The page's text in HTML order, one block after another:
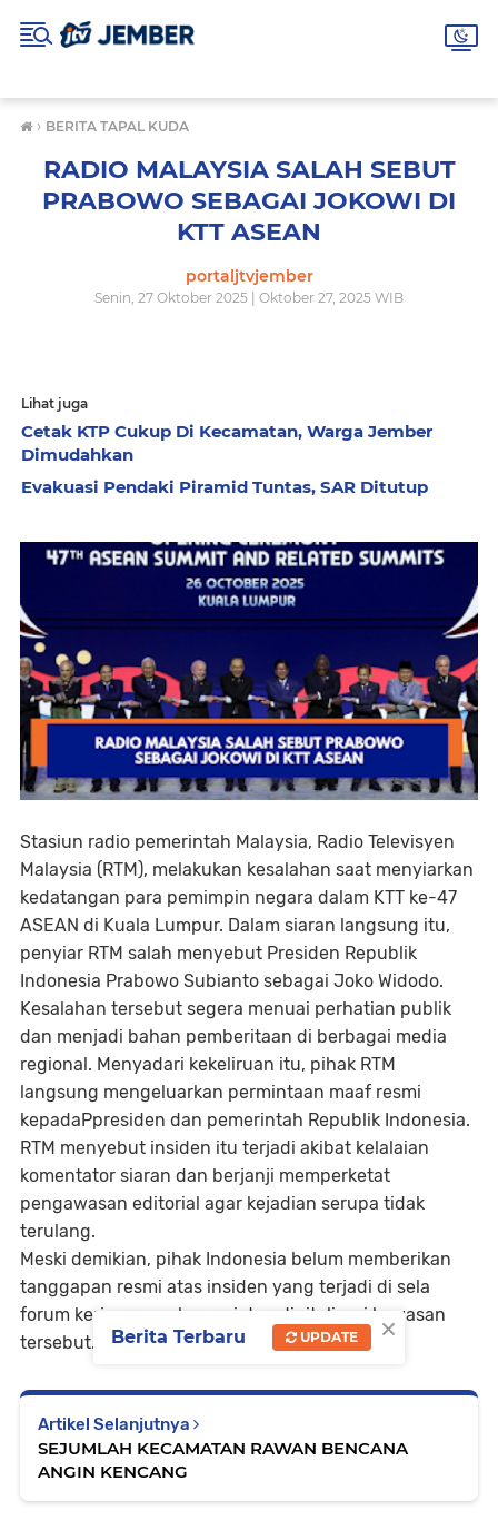
› BERITA TAPAL KUDA
RADIO MALAYSIA SALAH SEBUT
PRABOWO SEBAGAI JOKOWI DI
KTT ASEAN
portaljtvjember
Senin, 27 Oktober 2025 | Oktober 27, 2025 WIB
Lihat juga
Cetak KTP Cukup Di Kecamatan, Warga Jember
Dimudahkan
Evakuasi Pendaki Piramid Tuntas, SAR Ditutup
Stasiun radio pemerintah Malaysia, Radio Televisyen
Malaysia (RTM), melakukan kesalahan saat menyiarkan
kedatangan para pemimpin negara dalam KTT ke-47
ASEAN di Kuala Lumpur. Dalam siaran langsung itu,
penyiar RTM salah menyebut Presiden Republik
Indonesia Prabowo Subianto sebagai Joko Widodo.
Kesalahan tersebut segera menuai perhatian publik
dan menjadi bahan pemberitaan di berbagai media
regional. Menyadari kekeliruan itu, pihak RTM
langsung mengeluarkan permintaan maaf resmi
kepadaPpresiden dan pemerintah Republik Indonesia.
RTM menyebut insiden itu terjadi akibat kelalaian
komentator siaran dan berjanji memperketat
pengawasan editorial agar kejadian serupa tidak
terulang.
Meski demikian, pihak Indonesia belum memberikan
tanggapan resmi atas insiden yang terjadi di sela
forum kerja sama ekonomi dan digitalisasi kawasan
tersebut.
Artikel Selanjutnya
SEJUMLAH KECAMATAN RAWAN BENCANA
ANGIN KENCANG
×
Berita Terbaru UPDATE